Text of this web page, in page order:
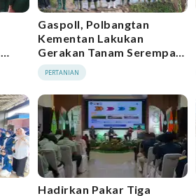
Gaspoll, Polbangtan
Kementan Lakukan
Gerakan Tanam Serempak
Metode Tanam Pindah di
Sinjai
PERTANIAN
Hadirkan Pakar Tiga